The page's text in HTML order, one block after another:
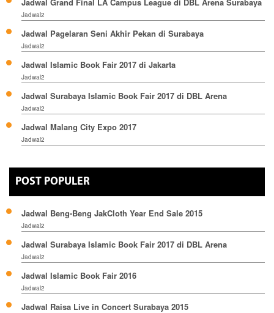
Jadwal2
Jadwal Pagelaran Seni Akhir Pekan di Surabaya
Jadwal2
Jadwal Islamic Book Fair 2017 di Jakarta
Jadwal2
Jadwal Surabaya Islamic Book Fair 2017 di DBL Arena
Jadwal2
Jadwal Malang City Expo 2017
Jadwal2
POST POPULER
Jadwal Beng-Beng JakCloth Year End Sale 2015
Jadwal2
Jadwal Surabaya Islamic Book Fair 2017 di DBL Arena
Jadwal2
Jadwal Islamic Book Fair 2016
Jadwal2
Jadwal Raisa Live in Concert Surabaya 2015